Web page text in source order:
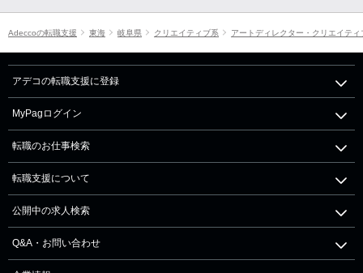
Adeccoの転職支援 東海 岐阜県 クリエイティブ系 アートディレクター・クリエイテ
アデコの転職支援に登録
MyPagログイン
転職のお仕事検索
転職支援について
公開中の求人検索
Q&A・お問い合わせ